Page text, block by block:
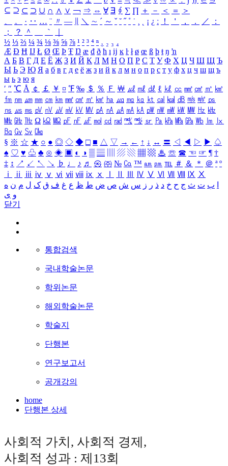
⊆ ⊇ ⊂ ⊃ ∪ ∩ ∧ ∨ ￢ ⇒ ⇔ ∀ ∃ ∮ ∑ ∏ ＋ － ＜ ＝
＞
、
。 · ‥ … ¨ 〃 ― ＼ ∼ ´ ～ ˇ ˘ ˝ ˚ ˙ ¸ ¡ ¿ ː ！ ＇ ， ． ／
：
；
？ ＾ ｀
½ ⅓ ⅔ ¼ ¾ ⅛ ⅜ ⅝ ⅞ ¹ ² ³ ⁴ ⁿ ₁ ₂ ₃ ₄
Æ Ð Ħ Ĳ Ł Ø Œ Þ Ŧ Ŋ æ đ ð ħ ı ĳ ĸ ŀ ł ø œ ß þ ŧ ŋ ŉ
А Б В Г Д Е Ё Ж З И Й К Л М Н О П Р С Т У Ф Х Ц Ч Ш Щ Ъ
Ы Ь Э Ю Я а б в г д е ё ж з и й к л м н о п р с т у ф х ц ч ш щ ъ
ы ь э ю я
′ ″ ℃ Å ￠ ￡ ￥ ¤ ℉ ‰ ＄ ％ Ｆ ￦ ㎕ ㎖ ㎗ ℓ ㎘ ㏄ ㎣ ㎤ ㎥ ㎦
㎙ ㎚ ㎛ ㎜ ㎝ ㎞ ㎟ ㎠ ㎡ ㎢ ㏊ ㎍ ㎎ ㎏ ㏏ ㎈ ㎉ ㏈ ㎧ ㎨ ㎰
㎱ ㎲ ㎳ ㎴ ㎵ ㎶ ㎷ ㎸ ㎹ ㎀ ㎁ ㎂ ㎃ ㎄ ㎺ ㎻ ㎽ ㎾ ㎿ ㎐ ㎑
㎒ ㎓ ㎔ Ω ㏀ ㏁ ㎊ ㎋ ㎌ ㏖ ㏅ ㎭ ㎮ ㎯ ㏛ ㎩ ㎪ ㎫ ㎬ ㏝ ㏐
㏓
㏃ ㏉ ㏜ ㏆
§ ※ ☆ ★ ○ ● ◎ ◇ ◆ □ ■ △ ▽ → ← ↑ ↓ ↔ 〓 ◁ ◀ ▷ ▶ ♤
♠ ♡ ♥ ♧ ♣ ⊙ ◈ ▣ ◐ ◑ ▒ ▤ ▨ ▧ ▦ ▩ ♨ ☏ ☎ ☜ ☞ ¶ †
‡ ↕ ↗ ↙ ↖ ↘ ♭ ♩ ♪ ♬ ㉿ ㈜ № ㏇ ™ ㏂ ㏘ ℡ ＃ ＆ ＊ ＠ ª º
ⅰ
ⅱ ⅲ ⅳ ⅴ ⅵ ⅶ ⅷ ⅸ ⅹ Ⅳ Ⅴ Ⅵ Ⅶ Ⅷ Ⅸ Ⅹ
ب ت ث ج ح خ د ذ ر ز س ش ص ض ط ظ ع غ ف ق ک ل م ن ه
و ی
닫기
통합검색
국내학술논문
학위논문
해외학술논문
학술지
단행본
연구보고서
공개강의
home
단행본 상세
사회적 가치, 사회적 경제,
사회적 성과 : 제13회